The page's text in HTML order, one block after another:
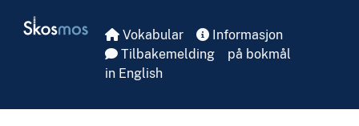
Skosmos Vokabular
Informasjon
Tilbakemelding
på bokmål
in English
Avvikssosiologi
Befolkningssosiologi
Bygdesosiologi
Bysosiologi